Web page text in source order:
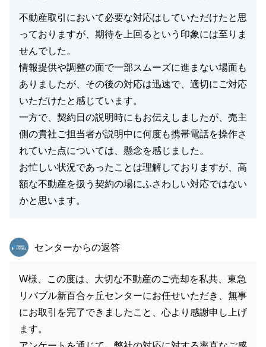
不動産取引において必要な対応はしていただけたと思
っておりますが、期待を上回るという印象には至りま
せんでした。
情報提供や調整の面で一部スムーズに進まない場面も
ありましたが、その後の対応は迅速で、適切にご対応
いただけたと感じています。
一方で、契約日の説明時にもお伝えしましたが、売主
側の貴社ご担当者が説明中に何度も携帯電話を操作さ
れていた点については、懸念を感じました。
お忙しい状況であったことは理解しておりますが、高
額な不動産を扱う契約の場にふさわしい対応ではない
かと思います。
東急リバブル
センターからの返答
W様、この度は、大切な不動産のご売却を私共、東急
リバブル新百合ヶ丘センターにお任せいただき、無事
にお取引を完了できましたこと、心より感謝申し上げ
ます。